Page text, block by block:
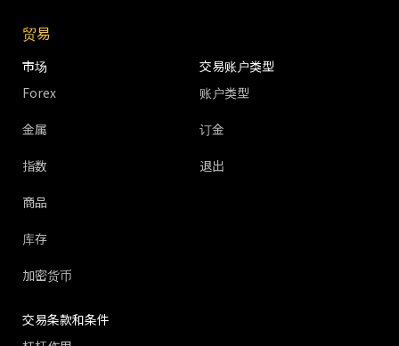
贸易
市场
Forex
金属
指数
商品
库存
加密货币
交易账户类型
账户类型
订金
退出
交易条款和条件